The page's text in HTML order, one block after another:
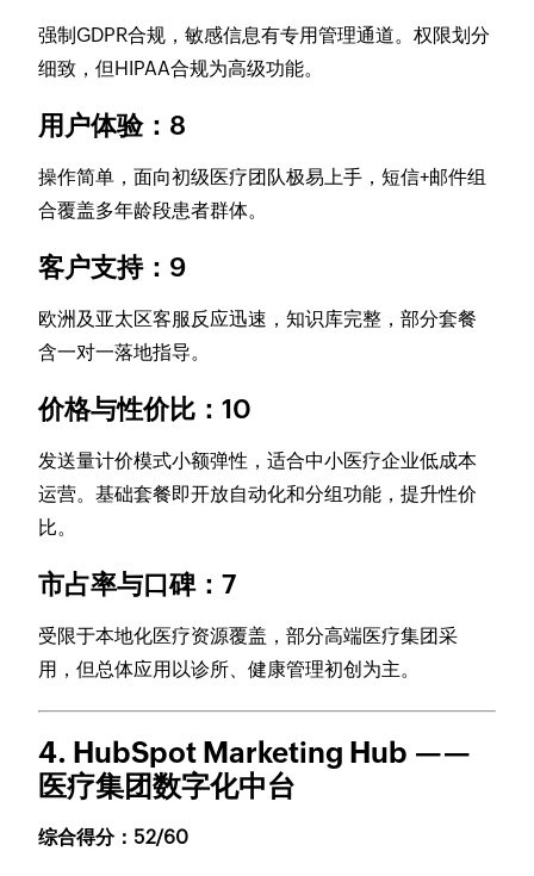
强制GDPR合规，敏感信息有专用管理通道。权限划分
细致，但HIPAA合规为高级功能。
用户体验：8
操作简单，面向初级医疗团队极易上手，短信+邮件组
合覆盖多年龄段患者群体。
客户支持：9
欧洲及亚太区客服反应迅速，知识库完整，部分套餐
含一对一落地指导。
价格与性价比：10
发送量计价模式小额弹性，适合中小医疗企业低成本
运营。基础套餐即开放自动化和分组功能，提升性价
比。
市占率与口碑：7
受限于本地化医疗资源覆盖，部分高端医疗集团采
用，但总体应用以诊所、健康管理初创为主。
4. HubSpot Marketing Hub ——
医疗集团数字化中台
综合得分：52/60